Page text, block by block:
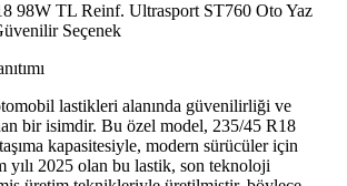
98W TL Reinf. Ultrasport ST760 Oto Yaz
Seçenek
lastikleri alanında güvenilirliği ve
bir isimdir. Bu özel model, 235/45 R18
kapasitesiyle, modern sürücüler için
yılı 2025 olan bu lastik, son teknoloji